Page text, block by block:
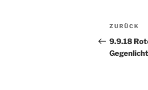
Vorheriger
Beitrag
ZURÜCK
9.9.18
Gegenlicht